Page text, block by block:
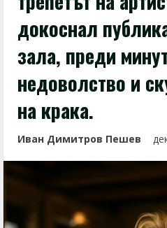
докоснал
зала, преди
недоволство и
на крака.
Иван Димитров Пешев